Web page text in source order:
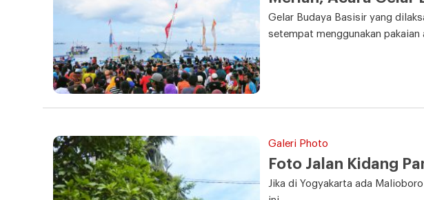
Gelar Budaya Basisir yang
setempat menggunakan pakaian
Galeri Photo
Foto Jalan Kidang
Jika di Yogyakarta ada